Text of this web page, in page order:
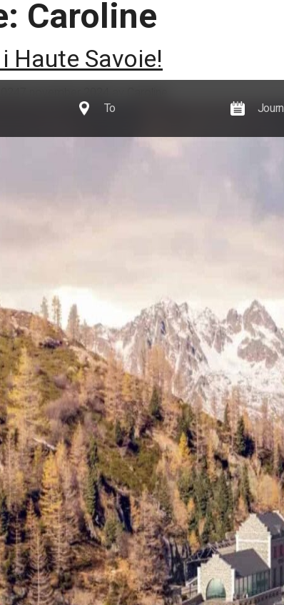
Caroline
Haute Savoie!